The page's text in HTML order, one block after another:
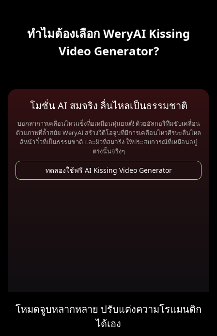
ทำไมต้องเลือก WeryAI Kissing
Video Generator?
โมชั่น AI สมจริง ลื่นไหลเป็นธรรมชาติ
บอกลาการเคลื่อนไหวแข็งทื่อเหมือนหุ่นยนต์! ด้วยอัลกอริทึมขับเคลื่อน
ด้วยภาพที่ล้ำสมัย WeryAI สร้างวิดีโอจูบที่มีการเคลื่อนไหวศีรษะลื่นไหล
สีหน้าจิ๋วที่เป็นธรรมชาติ และผิวที่สมจริง ให้ประสบการณ์ที่เหมือนอยู่
ตรงนั้นจริงๆ
ทดลองใช้ฟรี AI Kissing Video Generator
โหมดจูบหลากหลาย ปรับแต่งความโรแมนติก
ได้เอง